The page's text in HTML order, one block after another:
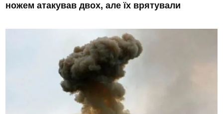
ножем атакував двох, але їх врятували